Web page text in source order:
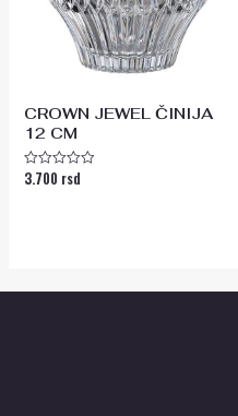
CROWN JEWEL ČINIJA
12 CM
Ocenjeno
3.700 rsd